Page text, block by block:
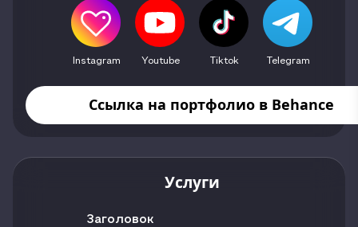
Instagram Youtube Tiktok Telegram
Ссылка на портфолио в Behance
Услуги
Заголовок